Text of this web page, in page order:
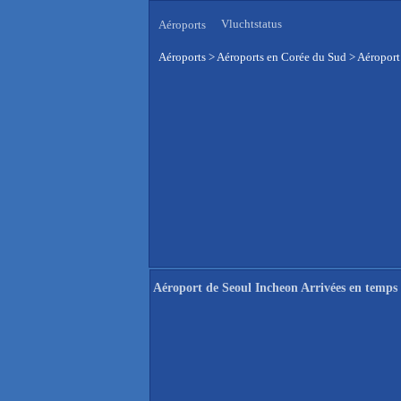
Aéroports Vluchtstatus
Aéroports >Aéroports en Corée du Sud >
Aéroport de Seoul Incheon Arrivées en temps